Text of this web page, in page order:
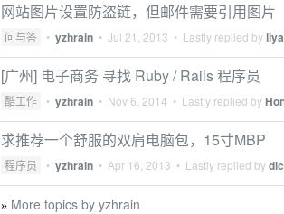
网站图片设置防盗链，但邮件需要引用图片
问与答 • yzhrain • Jul 21, 2013 • Lastly replied by
[广州] 电子商务 寻找 Ruby / Rails 程序员
酷工作 • yzhrain • Nov 6, 2014 • Lastly replied by
求推荐一个舒服的双肩电脑包，15寸MBP
程序员 • yzhrain • Apr 16, 2013 • Lastly replied by
» More topics by yzhrain